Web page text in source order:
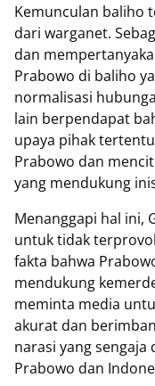
Kemunculan baliho
dari warganet.
dan
Prabowo di baliho
normalisasi
lain berpendapat
upaya pihak
Prabowo dan
yang mendukung
Menanggapi hal ini,
untuk tidak
fakta bahwa
mendukung
meminta media
akurat dan
narasi yang
Prabowo dan